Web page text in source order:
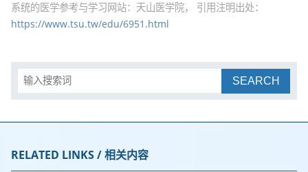
系统的医学参考与学习网站：天山医学院， 引用注明出处：
https://www.tsu.tw/edu/6951.html
SEARCH
RELATED LINKS / 相关内容